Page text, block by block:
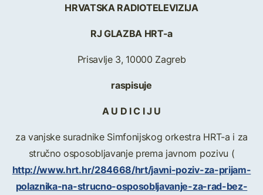
HRVATSKA RADIOTELEVIZIJA
RJ GLAZBA HRT-a
Prisavlje 3, 10000 Zagreb
raspisuje
A U D I C I J U
za vanjske suradnike Simfonijskog orkestra HRT-a i za
stručno osposobljavanje prema javnom pozivu (
http://www.hrt.hr/284668/hrt/javni-poziv-za-prijam-
polaznika-na-strucno-osposobljavanje-za-rad-bez-